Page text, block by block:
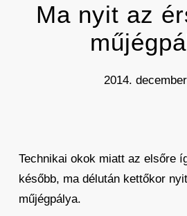
Ma nyit az
2014.
Technikai okok miatt az elsőre
később, ma délután kettőkor
műjégpálya.